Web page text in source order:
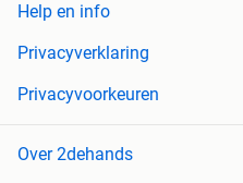
Help en info
Privacyverklaring
Privacyvoorkeuren
Over 2dehands